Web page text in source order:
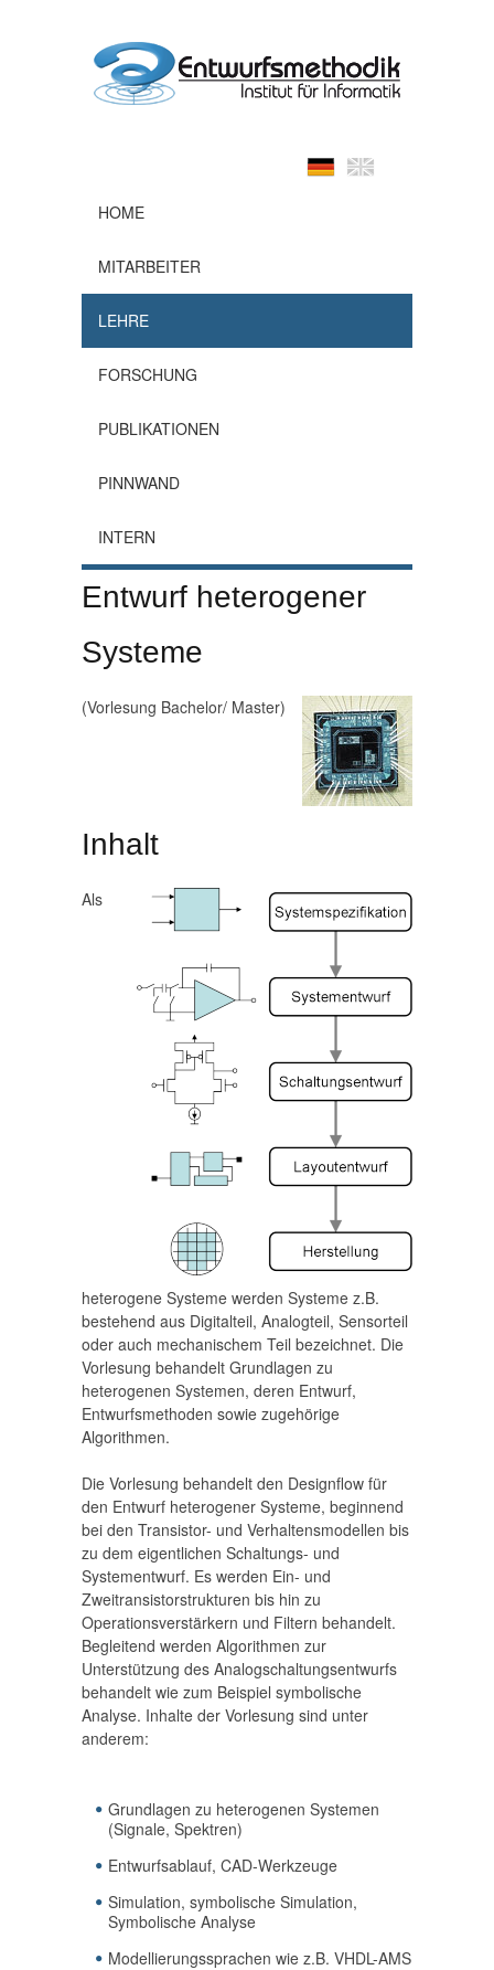
HOME
MITARBEITER
LEHRE
FORSCHUNG
PUBLIKATIONEN
PINNWAND
INTERN
Entwurf heterogener
Systeme
(Vorlesung Bachelor/ Master)
Inhalt
Als
heterogene Systeme werden Systeme z.B.
bestehend aus Digitalteil, Analogteil, Sensorteil
oder auch mechanischem Teil bezeichnet. Die
Vorlesung behandelt Grundlagen zu
heterogenen Systemen, deren Entwurf,
Entwurfsmethoden sowie zugehörige
Algorithmen.
Die Vorlesung behandelt den Designflow für
den Entwurf heterogener Systeme, beginnend
bei den Transistor- und Verhaltensmodellen bis
zu dem eigentlichen Schaltungs- und
Systementwurf. Es werden Ein- und
Zweitransistorstrukturen bis hin zu
Operationsverstärkern und Filtern behandelt.
Begleitend werden Algorithmen zur
Unterstützung des Analogschaltungsentwurfs
behandelt wie zum Beispiel symbolische
Analyse. Inhalte der Vorlesung sind unter
anderem:
Grundlagen zu heterogenen Systemen
(Signale, Spektren)
Entwurfsablauf, CAD-Werkzeuge
Simulation, symbolische Simulation,
Symbolische Analyse
Modellierungssprachen wie z.B. VHDL-AMS